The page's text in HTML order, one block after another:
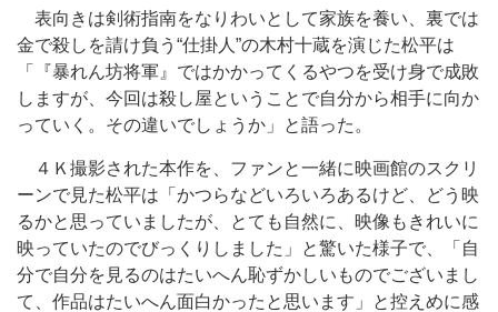
表向きは剣術指南をなりわいとして家族を養い、裏では
金で殺しを請け負う“仕掛人”の木村十蔵を演じた松平は
「『暴れん坊将軍』ではかかってくるやつを受け身で成敗
しますが、今回は殺し屋ということで自分から相手に向か
っていく。その違いでしょうか」と語った。
４Ｋ撮影された本作を、ファンと一緒に映画館のスクリ
ーンで見た松平は「かつらなどいろいろあるけど、どう映
るかと思っていましたが、とても自然に、映像もきれいに
映っていたのでびっくりしました」と驚いた様子で、「自
分で自分を見るのはたいへん恥ずかしいものでございまし
て、作品はたいへん面白かったと思います」と控えめに感